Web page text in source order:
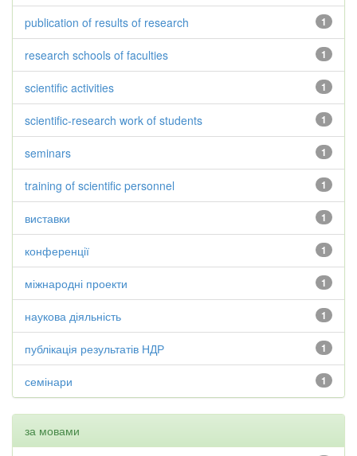
1
publication of results of research
1
research schools of faculties
1
scientific activities
1
scientific-research work of students
1
seminars
1
training of scientific personnel
1
виставки
1
конференції
1
міжнародні проекти
1
наукова діяльність
1
публікація результатів НДР
1
семінари
за мовами